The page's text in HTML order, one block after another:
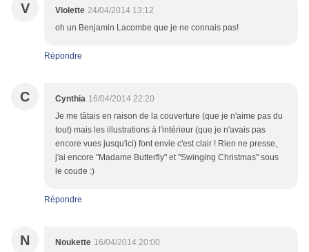
V Violette 24/04/2014 13:12
oh un Benjamin Lacombe que je ne connais pas!
Répondre
C Cynthia 16/04/2014 22:20
Je me tâtais en raison de la couverture (que je n'aime pas du
tout) mais les illustrations à l'intérieur (que je n'avais pas
encore vues jusqu'ici) font envie c'est clair ! Rien ne presse,
j'ai encore "Madame Butterfly" et "Swinging Christmas" sous
le coude :)
Répondre
N Noukette 16/04/2014 20:00